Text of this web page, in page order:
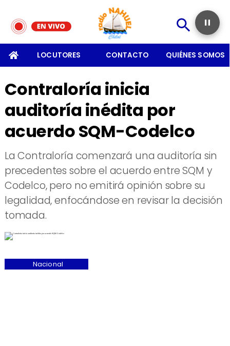
LOCUTORES CONTACTO QUIÉNES SOMOS
Contraloría inicia
auditoría inédita por
acuerdo SQM-Codelco
La Contraloría comenzará una auditoría sin
precedentes sobre el acuerdo entre SQM y
Codelco, pero no emitirá opinión sobre su
legalidad, enfocándose en revisar la decisión
tomada.
Nacional